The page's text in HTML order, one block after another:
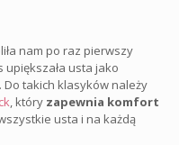
nam po raz pierwszy
usta jako
takich klasyków należy
, który zapewnia komfort
usta i na każdą